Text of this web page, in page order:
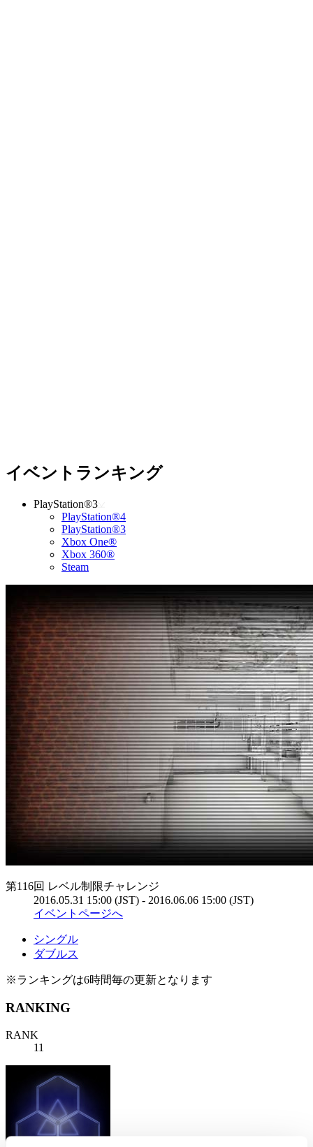
イベントランキング
PlayStation®3
PlayStation®4
PlayStation®3
Xbox One®
Xbox 360®
Steam
第116回 レベル制限チャレンジ
2016.05.31 15:00 (JST) - 2016.06.06 15:00 (JST)
イベントページへ
シングル
ダブルス
※ランキングは6時間毎の更新となります
RANKING
RANK
11